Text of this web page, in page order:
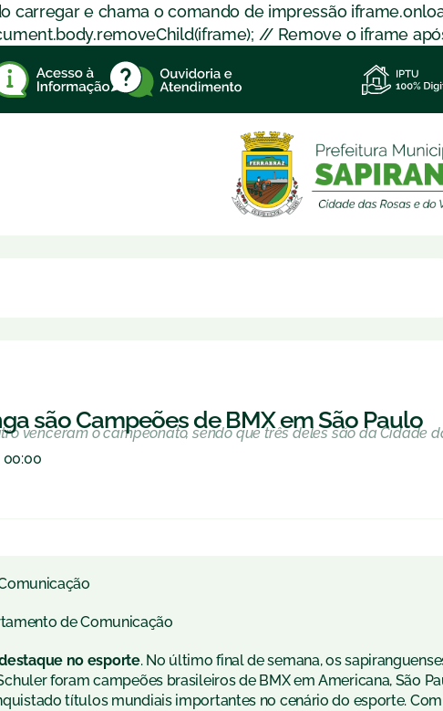
carregar e chama o comando de impressão
// Remove o iframe após
são Campeões de BMX em São Paulo
venceram o campeonato, sendo que três deles são da Cidade
00:00
de Comunicação
no esporte. No último final de semana, os
foram campeões brasileiros de BMX em Americana, São
títulos mundiais importantes no cenário do esporte. Com